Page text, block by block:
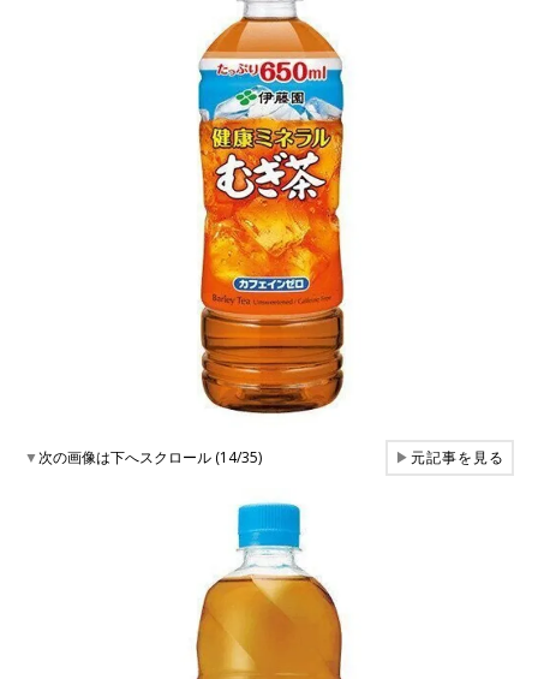
▼次の画像は下へスクロール (14/35) ▶元記事を見る